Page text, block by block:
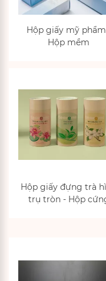
Hộp giấy mỹ
Hộp mềm
Hộp giấy đựng trà
trụ tròn - Hộp